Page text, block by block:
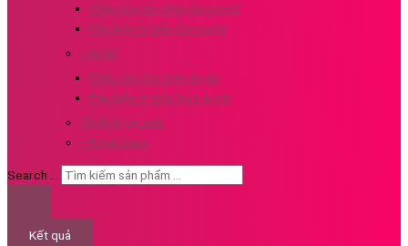
Chậu vòi rửa chén Eurogold
Phụ kiện tủ bếp Eurogold
–Aroki
Chậu vòi rửa chén Aroki
Phụ kiện tủ bếp Inox Aroki
Thiết bị vệ sinh
–Royal Sanp
Search ...
Kết quả